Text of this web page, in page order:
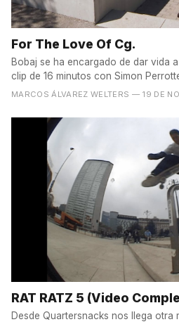
For The Love Of Cg.
Bobaj se ha encargado de dar vida
clip de 16 minutos con Simon
MARCOS ÁLVAREZ WELTERS — 19 DE
RAT RATZ 5 (Video
Desde Quartersnacks nos llega otra